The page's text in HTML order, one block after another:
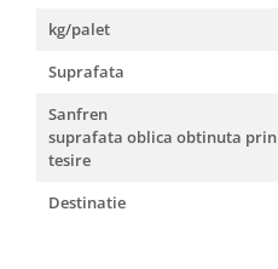
Amenajari interioare
BCA
Boltari din beton
Caramida aparenta
kg/palet
Suprafata
Sanfren
suprafata oblica obtinuta prin
tesire
Destinatie